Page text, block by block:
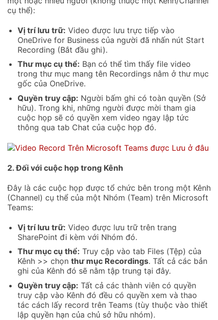
cụ thể):
Vị trí lưu trữ: Video được lưu trực tiếp vào
OneDrive for Business của người đã nhấn nút Start
Recording (Bắt đầu ghi).
Thư mục cụ thể: Bạn có thể tìm thấy file video
trong thư mục mang tên Recordings nằm ở thư mục
gốc của OneDrive.
Quyền truy cập: Người bấm ghi có toàn quyền (Sở
hữu). Trong khi, những người được mời tham gia
cuộc họp sẽ có quyền xem video ngay lập tức
thông qua tab Chat của cuộc họp đó.
2. Đối với cuộc họp trong Kênh
Đây là các cuộc họp được tổ chức bên trong một Kênh
(Channel) cụ thể của một Nhóm (Team) trên Microsoft
Teams:
Vị trí lưu trữ: Video được lưu trữ trên trang
SharePoint đi kèm với Nhóm đó.
Thư mục cụ thể: Truy cập vào tab Files (Tệp) của
Kênh >> chọn thư mục Recordings. Tất cả các bản
ghi của Kênh đó sẽ nằm tập trung tại đây.
Quyền truy cập: Tất cả các thành viên có quyền
truy cập vào Kênh đó đều có quyền xem và thao
tác cách lấy record trên Teams (tùy thuộc vào thiết
lập quyền hạn của chủ sở hữu nhóm).